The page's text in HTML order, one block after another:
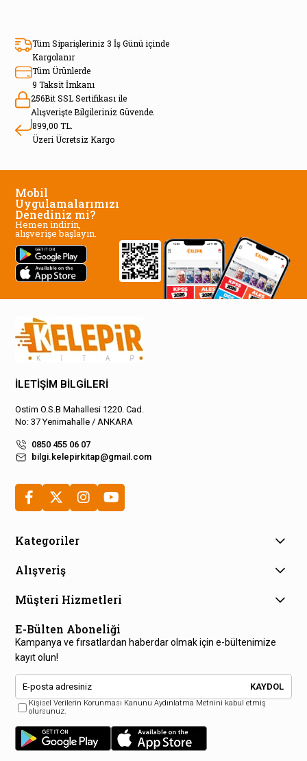
Tüm Siparişleriniz 3 İş Günü içinde
Kargolanır
Tüm Ürünlerde
9 Taksit İmkanı
256Bit SSL Sertifikası ile
Alışverişte Bilgileriniz Güvende.
899,00 TL.
Üzeri Ücretsiz Kargo
Mobil
Uygulamalarımızı
Denediniz mi?
Hemen indirin,
alışverişe başlayın.
İLETİŞİM BİLGİLERİ
Ostim O.S.B Mahallesi 1220. Cad.
No: 37 Yenimahalle / ANKARA
0850 455 06 07
bilgi.kelepirkitap@gmail.com
Kategoriler
Alışveriş
Müşteri Hizmetleri
E-Bülten Aboneliği
Kampanya ve fırsatlardan haberdar olmak için e-bültenimize
kayıt olun!
KAYDOL
Kişisel Verilerin Korunması Kanunu Aydınlatma Metnini kabul etmiş
olursunuz.